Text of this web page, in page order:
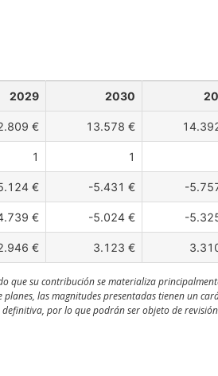
2029 2030
€ 13.578 €
1 1
€ -5.431 € -
€ -5.024 € -
€ 3.123 €
que su contribución se materializa
las magnitudes presentadas tienen un
por lo que podrán ser objeto de